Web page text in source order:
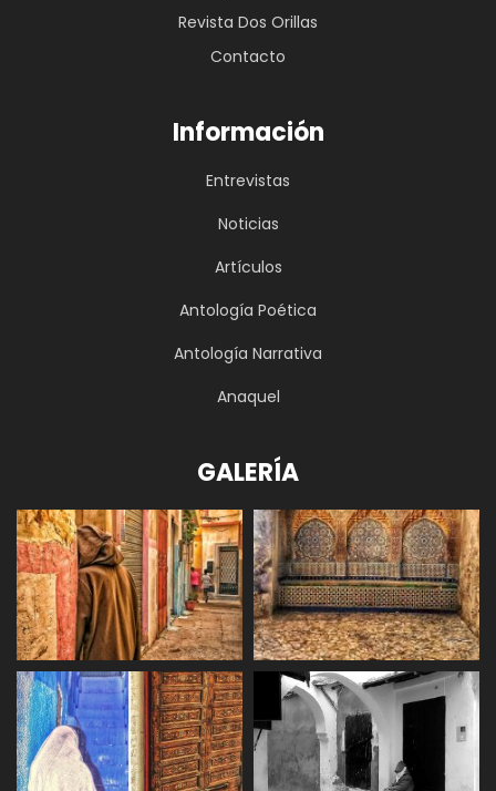
Revista Dos Orillas
Contacto
Información
Entrevistas
Noticias
Artículos
Antología Poética
Antología Narrativa
Anaquel
GALERÍA